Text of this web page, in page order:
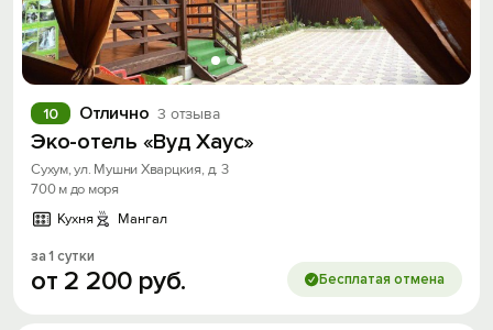
Отлично 3 отзыва
10
Эко-отель «Вуд Хаус»
Сухум, ул. Мушни Хварцкия, д. 3
700 м до моря
Кухня
Мангал
за 1 сутки
от 2 200 руб. Бесплатая отмена